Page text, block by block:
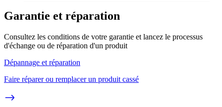
Garantie et réparation
Consultez les conditions de votre garantie et lancez le processus
d'échange ou de réparation d'un produit
Dépannage et réparation
Faire réparer ou remplacer un produit cassé